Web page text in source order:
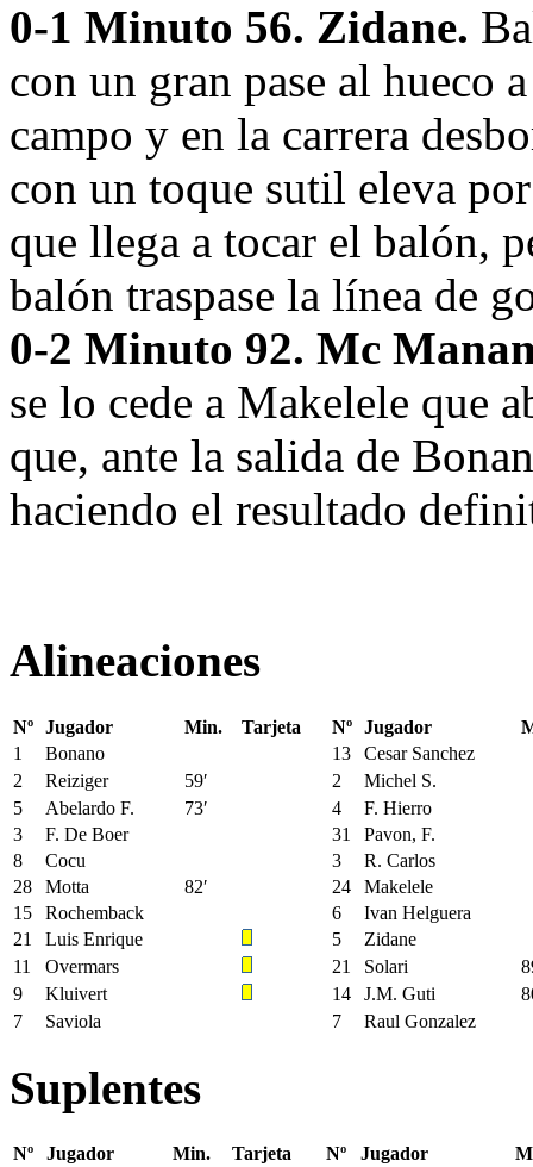
0-1 Minuto 56. Zidane.
con un gran pase al hueco
campo y en la carrera
con un toque sutil eleva
que llega a tocar el balón,
balón traspase la línea de
0-2 Minuto 92. Mc
se lo cede a Makelele que
que, ante la salida de
haciendo el resultado
Alineaciones
Nº Jugador Min. Tarjeta Nº Jugador
1
Bonano 13
Cesar Sanchez
2
Reiziger 59′ 2
Michel S.
5
Abelardo F. 73′ 4
F. Hierro
3
F. De Boer 31
Pavon, F.
8
Cocu 3
R. Carlos
28
Motta 82′ 24
Makelele
15
Rochemback 6
Ivan Helguera
21
Luis Enrique 5
Zidane
11
Overmars 21 Solari
9
Kluivert 14 J.M. Guti
7
Saviola 7 Raul Gonzalez
Suplentes
Nº Jugador Min. Tarjeta Nº Jugador